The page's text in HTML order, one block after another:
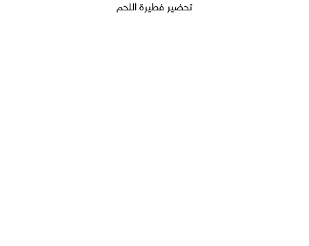
تحضير فطيرة اللحم